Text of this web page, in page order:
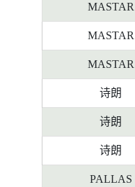
MASTAR
MASTAR
MASTAR
诗朗
诗朗
诗朗
PALLAS